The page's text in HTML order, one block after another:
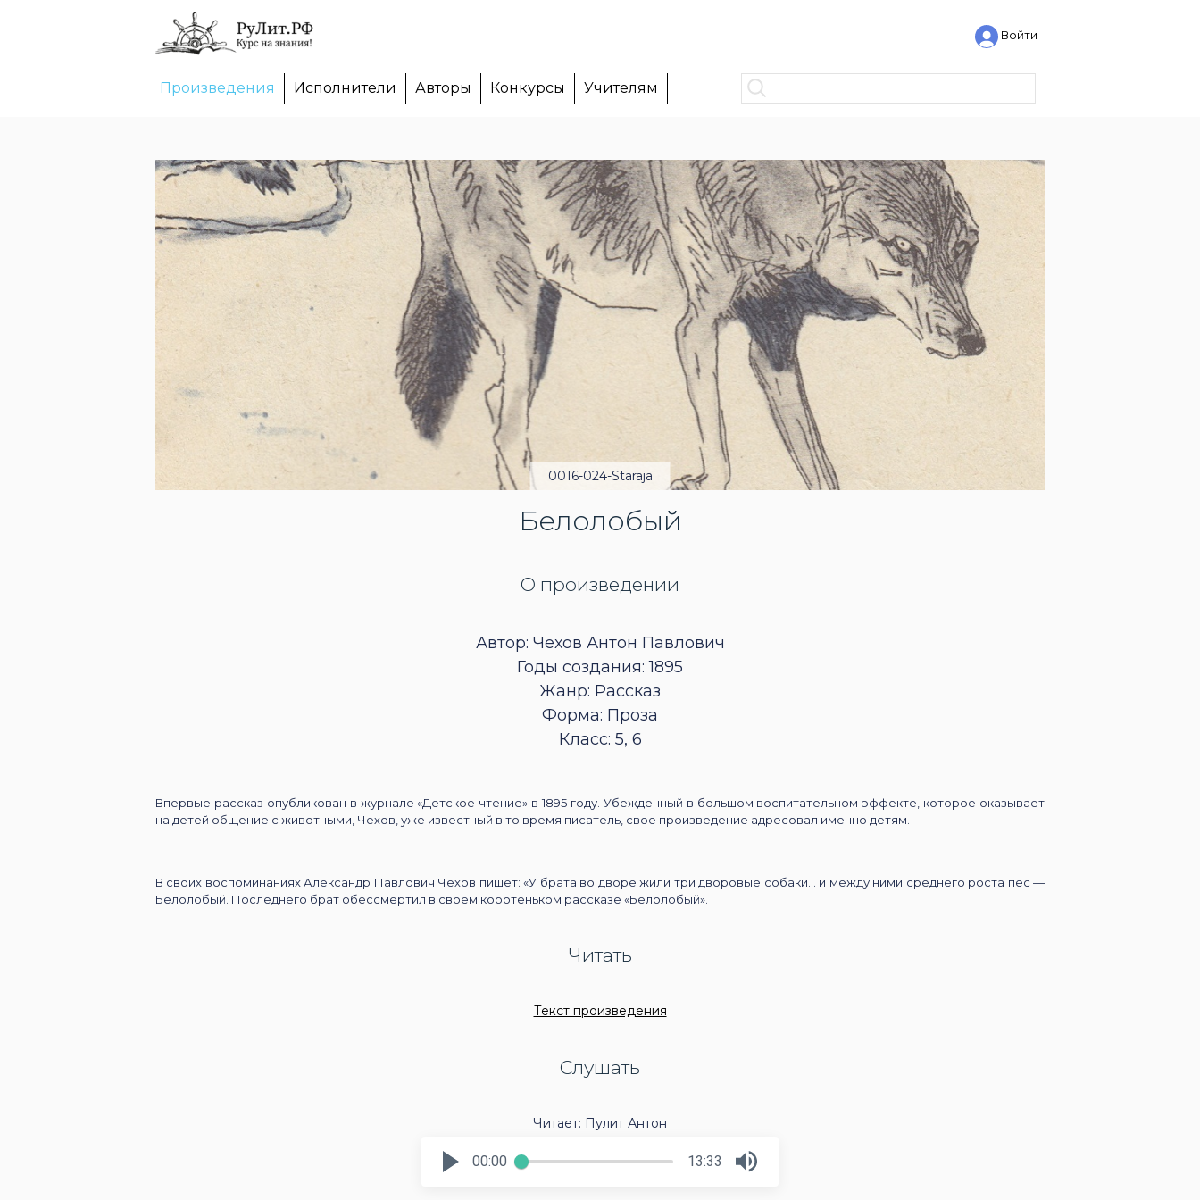
Войти
Произведения Исполнители Авторы Конкурсы Учителям
0016-024-Staraja
Белолобый
О произведении
Автор: Чехов Антон Павлович
Годы создания: 1895
Жанр: Рассказ
Форма: Проза
Класс: 5, 6
Впервые рассказ опубликован в журнале «Детское чтение» в 1895 году. Убежденный в большом воспитательном эффекте, которое оказывает
на детей общение с животными, Чехов, уже известный в то время писатель, свое произведение адресовал именно детям.
В своих воспоминаниях Александр Павлович Чехов пишет: «У брата во дворе жили три дворовые собаки... и между ними среднего роста пёс —
Белолобый. Последнего брат обессмертил в своём коротеньком рассказе «Белолобый».
Читать
Текст произведения
Слушать
Читает: Пулит Антон
00:00 13:33